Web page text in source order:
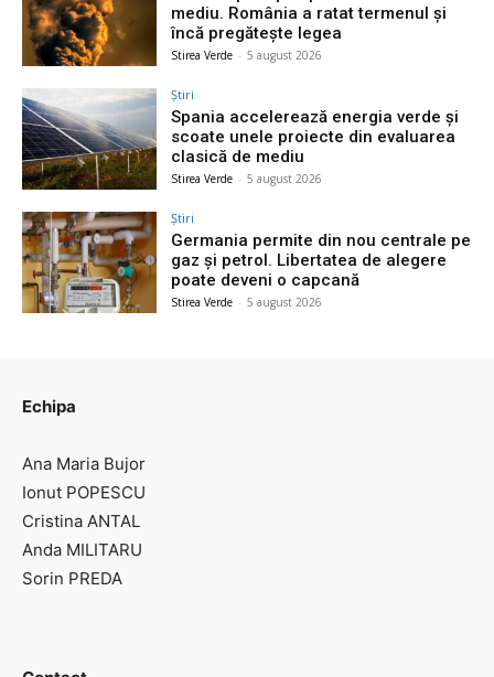
mediu. România a ratat termenul și
încă pregătește legea
Stirea Verde - 5 august 2026
Știri
Spania accelerează energia verde și
scoate unele proiecte din evaluarea
clasică de mediu
Stirea Verde - 5 august 2026
Știri
Germania permite din nou centrale pe
gaz și petrol. Libertatea de alegere
poate deveni o capcană
Stirea Verde - 5 august 2026
Echipa
Ana Maria Bujor
Ionut POPESCU
Cristina ANTAL
Anda MILITARU
Sorin PREDA